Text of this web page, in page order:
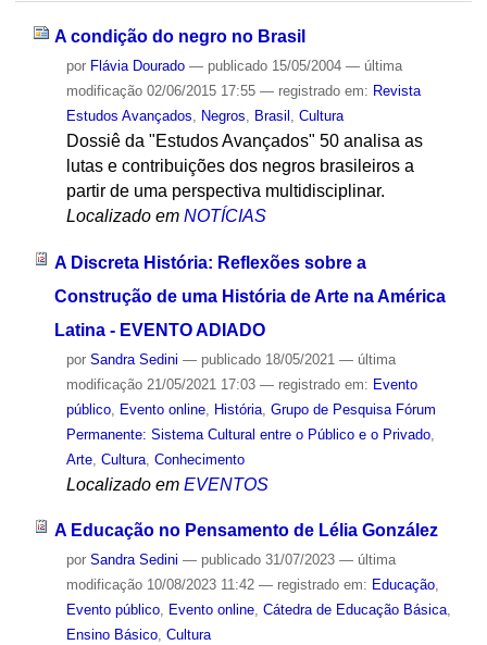
A condição do negro no Brasil
por Flávia Dourado — publicado15/05/2004 — última
modificação02/06/2015 17:55 — registrado em: Revista
Estudos Avançados
Negros Brasil Cultura
Dossiê da "Estudos Avançados" 50 analisa as
lutas e contribuições dos negros brasileiros a
partir de uma perspectiva multidisciplinar.
Localizado em NOTÍCIAS
A Discreta História: Reflexões sobre a
Construção de uma História de Arte na América
Latina - EVENTO ADIADO
por Sandra Sedini — publicado18/05/2021 — última
modificação21/05/2021 17:03 — registrado em: Evento
público, Evento online, História, Grupo de Pesquisa Fórum
Permanente: Sistema Cultural entre o Público e o Privado,
Arte, Cultura, Conhecimento
Localizado em EVENTOS
A Educação no Pensamento de Lélia González
por Sandra Sedini — publicado31/07/2023 — última
modificação10/08/2023 11:42 — registrado em: Educação,
Evento público, Evento online, Cátedra de Educação Básica,
Ensino Básico, Cultura